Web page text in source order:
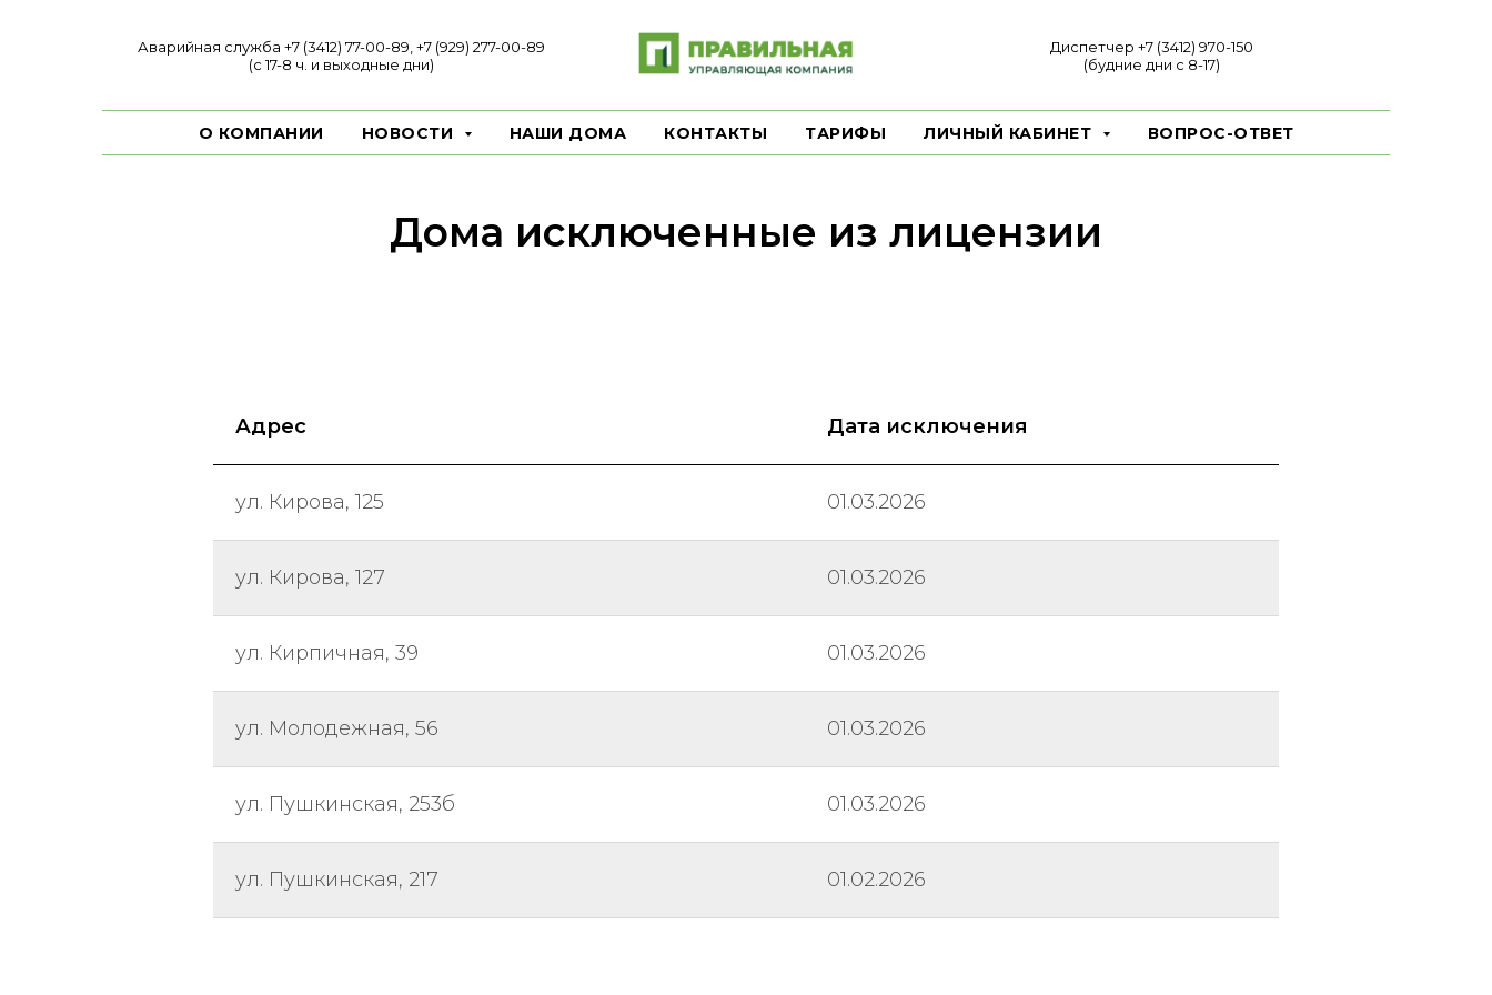
Аварийная служба +7 (3412) 77-00-89, +7 (929) 277-00-89
(с 17-8 ч. и выходные дни)
Диспетчер +7 (3412) 970-150
(будние дни с 8-17)
О КОМПАНИИ НОВОСТИ НАШИ ДОМА КОНТАКТЫ ТАРИФЫ ЛИЧНЫЙ КАБИНЕТ ВОПРОС-ОТВЕТ
Дома исключенные из лицензии
Адрес Дата исключения
ул. Кирова, 125 01.03.2026
ул. Кирова, 127 01.03.2026
ул. Кирпичная, 39 01.03.2026
ул. Молодежная, 56 01.03.2026
ул. Пушкинская, 253б 01.03.2026
ул. Пушкинская, 217 01.02.2026